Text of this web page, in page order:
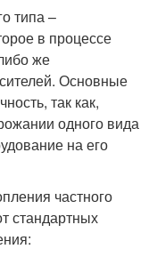
типа –
в процессе
же
Основные
так как,
одного вида
на его
частного
стандартных